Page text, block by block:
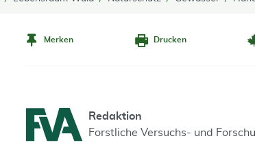
Merken Drucken
Redaktion
Forstliche Versuchs- und